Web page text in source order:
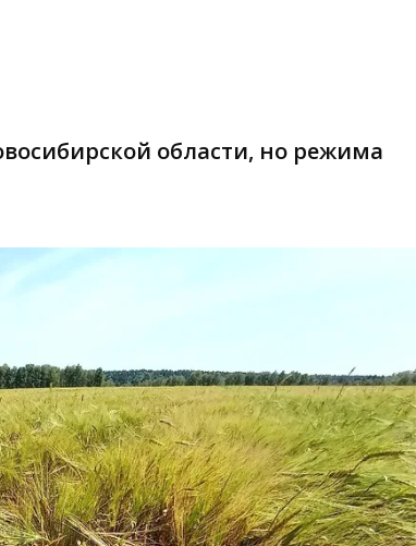
области, но режима